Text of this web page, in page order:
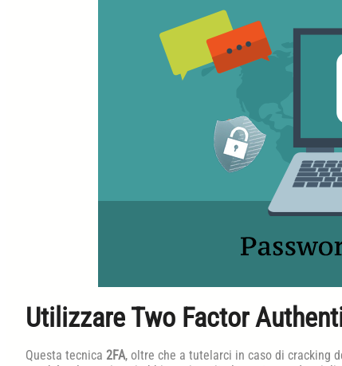
Utilizzare Two Factor
Questa tecnica 2FA, oltre che a tutelarci in caso di cracking